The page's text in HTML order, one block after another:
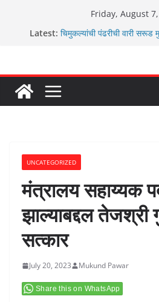
Friday, August
Latest: चिमुकल्यांची पंढरीची वारी सरूड
UNCATEGORIZED
मंत्रालय सहाय्यक
झाल्याबद्दल तेजश्री
सत्कार
July 20, 2023 Mukund Pawar
Share this on WhatsApp